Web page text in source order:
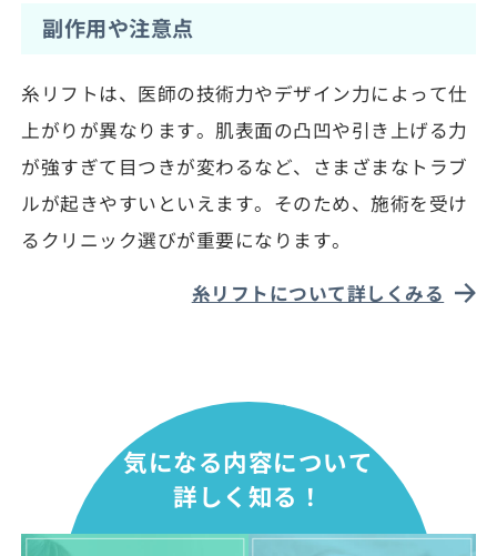
副作用や注意点
糸リフトは、医師の技術力やデザイン力によって仕
上がりが異なります。肌表面の凸凹や引き上げる力
が強すぎて目つきが変わるなど、さまざまなトラブ
ルが起きやすいといえます。そのため、施術を受け
るクリニック選びが重要になります。
糸リフトについて詳しくみる
気になる内容について
詳しく知る！